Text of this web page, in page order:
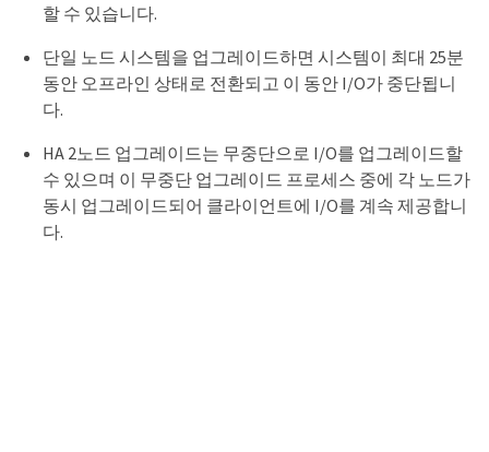
할 수 있습니다.
단일 노드 시스템을 업그레이드하면 시스템이 최대 25분
동안 오프라인 상태로 전환되고 이 동안 I/O가 중단됩니
다.
HA 2노드 업그레이드는 무중단으로 I/O를 업그레이드할
수 있으며 이 무중단 업그레이드 프로세스 중에 각 노드가
동시 업그레이드되어 클라이언트에 I/O를 계속 제공합니
다.